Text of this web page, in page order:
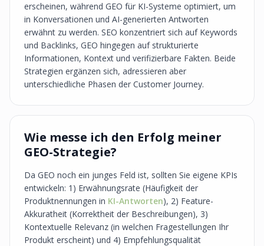
erscheinen, während GEO für KI-Systeme optimiert, um
in Konversationen und AI-generierten Antworten
erwähnt zu werden. SEO konzentriert sich auf Keywords
und Backlinks, GEO hingegen auf strukturierte
Informationen, Kontext und verifizierbare Fakten. Beide
Strategien ergänzen sich, adressieren aber
unterschiedliche Phasen der Customer Journey.
Wie messe ich den Erfolg meiner
GEO-Strategie?
Da GEO noch ein junges Feld ist, sollten Sie eigene KPIs
entwickeln: 1) Erwähnungsrate (Häufigkeit der
Produktnennungen in KI-Antworten), 2) Feature-
Akkuratheit (Korrektheit der Beschreibungen), 3)
Kontextuelle Relevanz (in welchen Fragestellungen Ihr
Produkt erscheint) und 4) Empfehlungsqualität